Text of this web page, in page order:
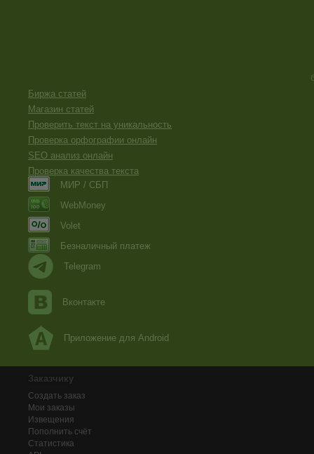
Биржа статей
Магазин статей
Проверить текст на уникальность
Проверка орфографии онлайн
SEO анализ онлайн
Проверка качества текста
МИР / СБП
WebMoney
Volet
Безналичный платеж
Telegram
Вконтакте
Приложение для Android
Заказчику
Создать заказ
Мои заказы
Извещения
Пополнить счёт
Статистика